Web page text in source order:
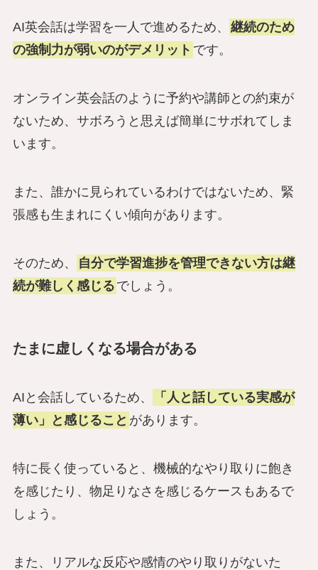
AI英会話は学習を一人で進めるため、
継続のため
の強制力が弱いのがデメリット です。
オンライン英会話のように予約や講師との約束が
ないため、サボろうと思えば簡単にサボれてしま
います。
また、誰かに見られているわけではないため、緊
張感も生まれにくい傾向があります。
そのため、
自分で学習進捗を管理できない方は継
続が難しく感じる でしょう。
たまに虚しくなる場合がある
AIと会話しているため、
「人と話している実感が
薄い」と感じること があります。
特に長く使っていると、機械的なやり取りに飽き
を感じたり、物足りなさを感じるケースもあるで
しょう。
また、リアルな反応や感情のやり取りがないた